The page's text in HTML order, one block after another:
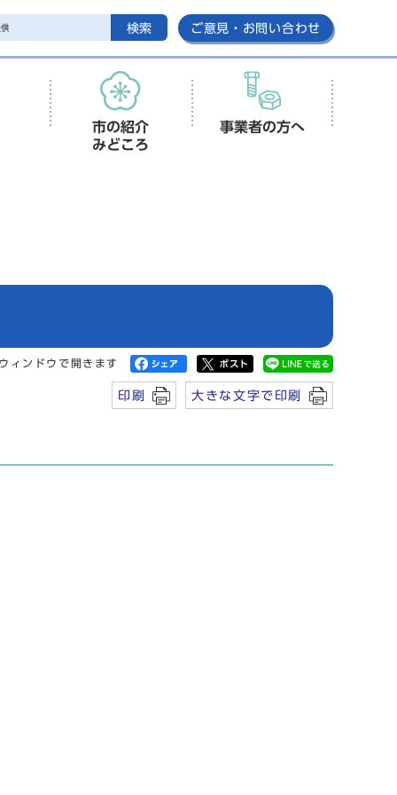
検索 ご意見・お問い合わせ
市の紹介
みどころ
事業者の方へ
ィンドウで開きます
印刷 大きな文字で印刷